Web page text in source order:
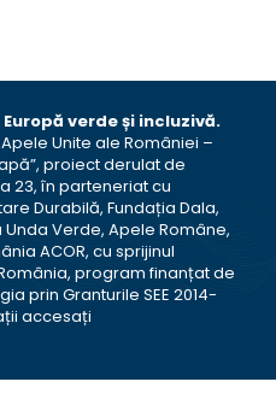
verde și incluzivă.
Unite ale României –
proiect derulat de
23, în parteneriat cu
Durabilă, Fundația Dala,
Verde, Apele Române,
ACOR, cu sprijinul
program finanțat de
prin Granturile SEE 2014-
accesați